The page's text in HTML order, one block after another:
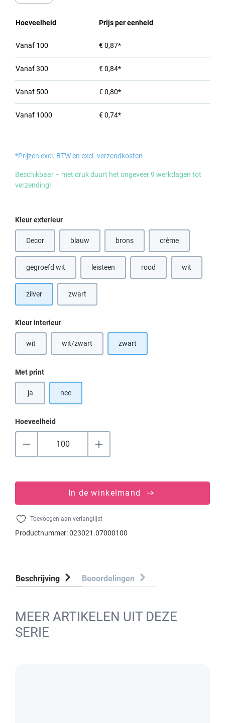
Hoeveelheid Prijs per eenheid
Vanaf 100 € 0,87*
Vanaf300 € 0,84*
Vanaf 500 € 0,80*
Vanaf 1000 € 0,74*
*Prijzen excl. BTW en excl. verzendkosten
Beschikbaar – met druk duurt het ongeveer 9 werkdagen tot
verzending!
Selecteer
Kleur exterieur
Decor blauw(Deze optie is momenteel niet beschikbaar.)
brons
(Deze optie is momenteel niet
crème(Deze optie is
gegroefd wit leisteen rood wit(Deze optie is
zilver zwart
Selecteer
Kleur interieur
wit(Deze optie is momenteel niet beschikbaar.)
wit/zwart(Deze optie is momenteel niet beschikbaar.)
zwart
Selecteer
Met print
ja nee
Hoeveelheid
In de winkelmand
Toevoegen aan verlanglijst
Productnummer:023021.07000100
Beschrijving Beoordelingen
MEER ARTIKELEN UIT DEZE
SERIE